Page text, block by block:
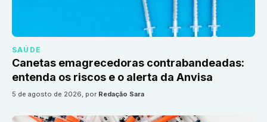
SAÚDE
Canetas emagrecedoras contrabandeadas:
entenda os riscos e o alerta da Anvisa
5 de agosto de 2026, por Redação Sara